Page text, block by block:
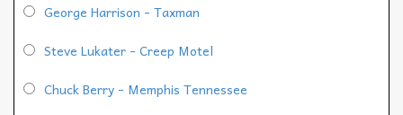
George Harrison - Taxman
Steve Lukater - Creep Motel
Chuck Berry - Memphis Tennessee